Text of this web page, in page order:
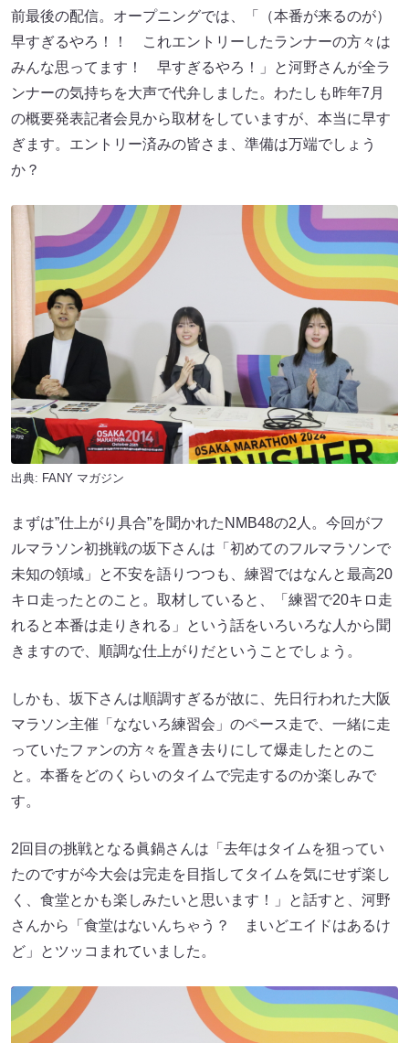
前最後の配信。オープニングでは、「（本番が来るのが）
早すぎるやろ！！ これエントリーしたランナーの方々は
みんな思ってます！ 早すぎるやろ！」と河野さんが全ラ
ンナーの気持ちを大声で代弁しました。わたしも昨年7月
の概要発表記者会見から取材をしていますが、本当に早す
ぎます。エントリー済みの皆さま、準備は万端でしょう
か？
出典: FANY マガジン
まずは”仕上がり具合”を聞かれたNMB48の2人。今回がフ
ルマラソン初挑戦の坂下さんは「初めてのフルマラソンで
未知の領域」と不安を語りつつも、練習ではなんと最高20
キロ走ったとのこと。取材していると、「練習で20キロ走
れると本番は走りきれる」という話をいろいろな人から聞
きますので、順調な仕上がりだということでしょう。
しかも、坂下さんは順調すぎるが故に、先日行われた大阪
マラソン主催「なないろ練習会」のペース走で、一緒に走
っていたファンの方々を置き去りにして爆走したとのこ
と。本番をどのくらいのタイムで完走するのか楽しみで
す。
2回目の挑戦となる眞鍋さんは「去年はタイムを狙ってい
たのですが今大会は完走を目指してタイムを気にせず楽し
く、食堂とかも楽しみたいと思います！」と話すと、河野
さんから「食堂はないんちゃう？ まいどエイドはあるけ
ど」とツッコまれていました。